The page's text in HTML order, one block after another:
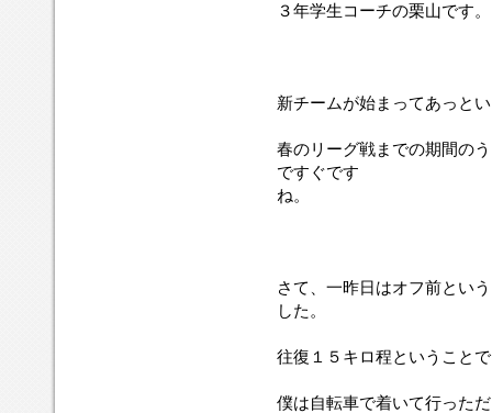
３年学生コーチの栗山です。
新チームが始まってあっと
春のリーグ戦までの期間の
ですぐです
ね。
さて、一昨日はオフ前とい
した。
往復１５キロ程ということ
僕は自転車で着いて行った